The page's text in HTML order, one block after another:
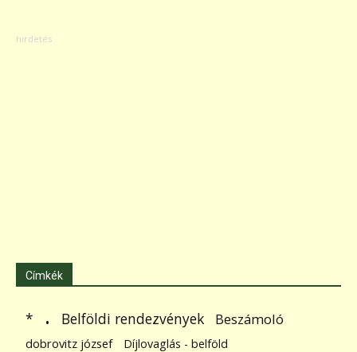
Címkék
* . Belföldi rendezvények Beszámoló
dobrovitz józsef
Díjlovaglás - belföld